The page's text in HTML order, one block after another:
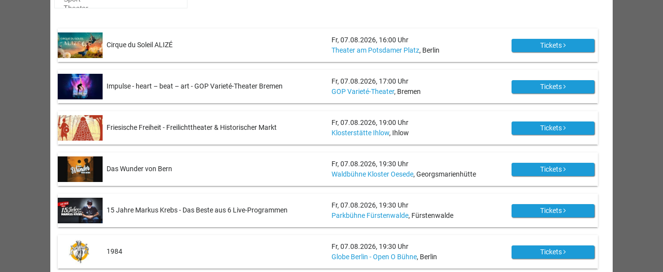
Cirque du Soleil ALIZÉ
Fr, 07.08.2026, 16:00 Uhr
Theater am Potsdamer Platz, Berlin
Tickets
Impulse - heart – beat – art - GOP Varieté-Theater Bremen
Fr, 07.08.2026, 17:00 Uhr
GOP Varieté-Theater, Bremen
Tickets
Friesische Freiheit - Freilichttheater & Historischer Markt
Fr, 07.08.2026, 19:00 Uhr
Klosterstätte Ihlow, Ihlow
Tickets
Das Wunder von Bern
Fr, 07.08.2026, 19:30 Uhr
Waldbühne Kloster Oesede, Georgsmarienhütte
Tickets
15 Jahre Markus Krebs - Das Beste aus 6 Live-Programmen
Fr, 07.08.2026, 19:30 Uhr
Parkbühne Fürstenwalde, Fürstenwalde
Tickets
1984
Fr, 07.08.2026, 19:30 Uhr
Globe Berlin - Open O Bühne, Berlin
Tickets